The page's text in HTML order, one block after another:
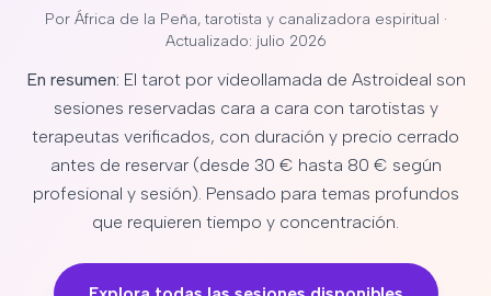
Por África de la Peña, tarotista y canalizadora espiritual ·
Actualizado: julio 2026
En resumen: El tarot por videollamada de Astroideal son
sesiones reservadas cara a cara con tarotistas y
terapeutas verificados, con duración y precio cerrado
antes de reservar (desde 30 € hasta 80 € según
profesional y sesión). Pensado para temas profundos
que requieren tiempo y concentración.